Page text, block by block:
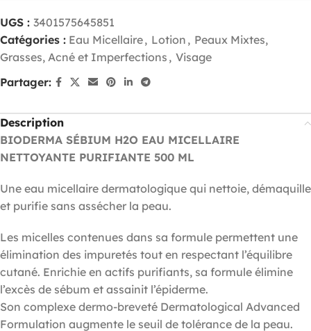
UGS : 3401575645851
Catégories : Eau Micellaire, Lotion , Peaux Mixtes,
Grasses, Acné et Imperfections , Visage
Partager:
Description
BIODERMA SÉBIUM H2O EAU MICELLAIRE
NETTOYANTE PURIFIANTE 500 ML
Une eau micellaire dermatologique qui nettoie, démaquille
et purifie sans assécher la peau.
Les micelles contenues dans sa formule permettent une
élimination des impuretés tout en respectant l’équilibre
cutané. Enrichie en actifs purifiants, sa formule élimine
l’excès de sébum et assainit l’épiderme.
Son complexe dermo-breveté Dermatological Advanced
Formulation augmente le seuil de tolérance de la peau.